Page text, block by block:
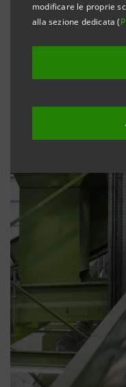
modificare le proprie
alla sezione dedicata (